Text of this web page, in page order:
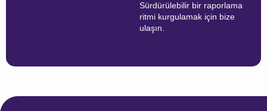
Sürdürülebilir bir raporlama
ritmi kurgulamak için bize
ulaşın.